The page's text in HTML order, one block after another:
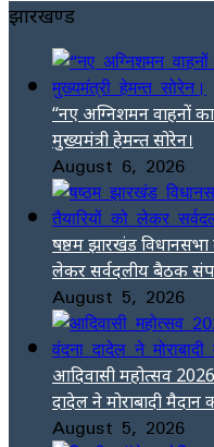
झारखण्ड
“नए अग्निशमन वाहनों
मुख्यमंत्री हेमन्त सोरेन।
August 6, 2026
षष्ठम झारखंड
लेकर सर्वदलीय बैठक
August 5, 2026
आदिवासी महोत्सव
दादेल ने मोराबादी मैदान
August 5, 2026